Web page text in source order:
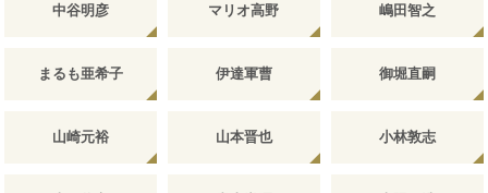
中谷明彦 マリオ高野 嶋田智之
まるも亜希子 伊達軍曹 御堀直嗣
山崎元裕 山本晋也 小林敦志